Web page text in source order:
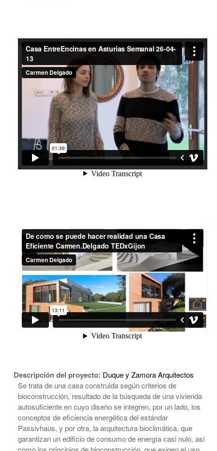
Descripción del proyecto: Duque y Zamora Arquitectos
Se trata de una casa construida según criterios de
bioconstrucción, resultado de la búsqueda de una vivienda
autosuficiente en cuyo diseño se integren, por un lado, los
conceptos de eficiencia energética del estándar
Passivhaus, y por otra, la arquitectura bioclimática, que
garantizan un edificio de consumo de energía casi nulo, así